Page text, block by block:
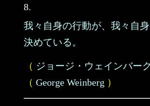
8.
我々自身の行動が、我々自
決めている。
（ ジョージ・ウェインバー
（ George Weinberg ）